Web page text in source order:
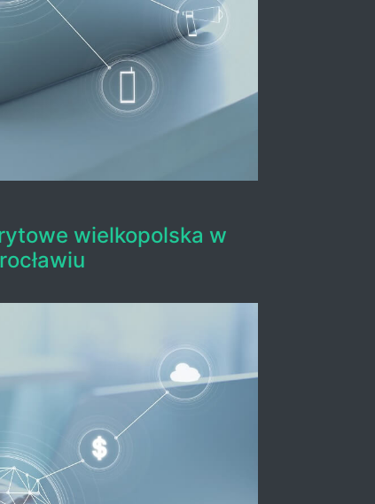
wielkopolska w